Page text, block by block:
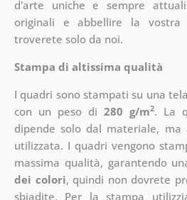
d'arte uniche e sempre
originali e abbellire la vostra
troverete solo da noi.
Stampa di altissima qualità
I quadri sono stampati su una
con un peso di 280 g/m2. La
dipende solo dal materiale, ma
utilizzata. I quadri vengono
massima qualità, garantendo
dei colori, quindi non dovrete
sbiadite. Per la stampa